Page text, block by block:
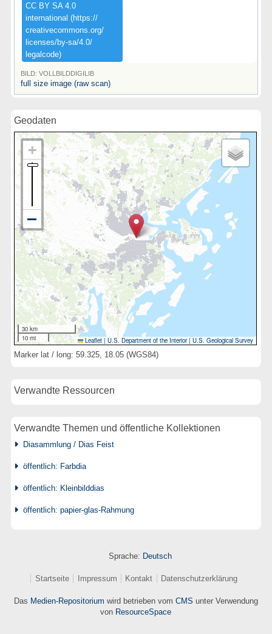
CC ​BY ​SA ​4.​0 ​
international ​(​https:​/​/​
creativecommons.​org/​
licenses/​by-​sa/​4.​0/​
legalcode)​
BILD: VOLLBILDDIGILIB
full size image (raw scan)
Geodaten
30 km
10 mi
Leaflet | U.S. Department of the Interior|U.S. Geological Survey
Marker lat / long: 59.325, 18.05 (WGS84)
Verwandte Ressourcen
Verwandte Themen und öffentliche Kollektionen
Diasammlung / Dias Feist
öffentlich: Farbdia
öffentlich: Kleinbilddias
öffentlich: papier-glas-Rahmung
Sprache: Deutsch
Startseite Impressum Kontakt Datenschutzerklärung
Das Medien-Repositorium wird betrieben vom CMS unter Verwendung
von ResourceSpace